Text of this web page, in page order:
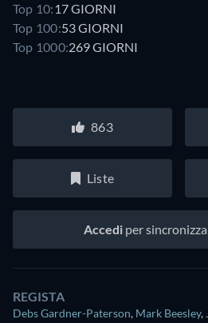
Top 10: 17 GIORNI
Top 100:53 GIORNI
Top 1000:269 GIORNI
863
Liste
Accedi per
REGISTA
Debs Gardner-Paterson, Mark Beesley,